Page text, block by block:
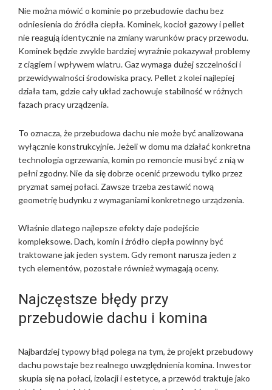
Nie można mówić o kominie po przebudowie dachu bez
odniesienia do źródła ciepła. Kominek, kocioł gazowy i pellet
nie reagują identycznie na zmiany warunków pracy przewodu.
Kominek będzie zwykle bardziej wyraźnie pokazywał problemy
z ciągiem i wpływem wiatru. Gaz wymaga dużej szczelności i
przewidywalności środowiska pracy. Pellet z kolei najlepiej
działa tam, gdzie cały układ zachowuje stabilność w różnych
fazach pracy urządzenia.
To oznacza, że przebudowa dachu nie może być analizowana
wyłącznie konstrukcyjnie. Jeżeli w domu ma działać konkretna
technologia ogrzewania, komin po remoncie musi być z nią w
pełni zgodny. Nie da się dobrze ocenić przewodu tylko przez
pryzmat samej połaci. Zawsze trzeba zestawić nową
geometrię budynku z wymaganiami konkretnego urządzenia.
Właśnie dlatego najlepsze efekty daje podejście
kompleksowe. Dach, komin i źródło ciepła powinny być
traktowane jak jeden system. Gdy remont narusza jeden z
tych elementów, pozostałe również wymagają oceny.
Najczęstsze błędy przy
przebudowie dachu i komina
Najbardziej typowy błąd polega na tym, że projekt przebudowy
dachu powstaje bez realnego uwzględnienia komina. Inwestor
skupia się na połaci, izolacji i estetyce, a przewód traktuje jako